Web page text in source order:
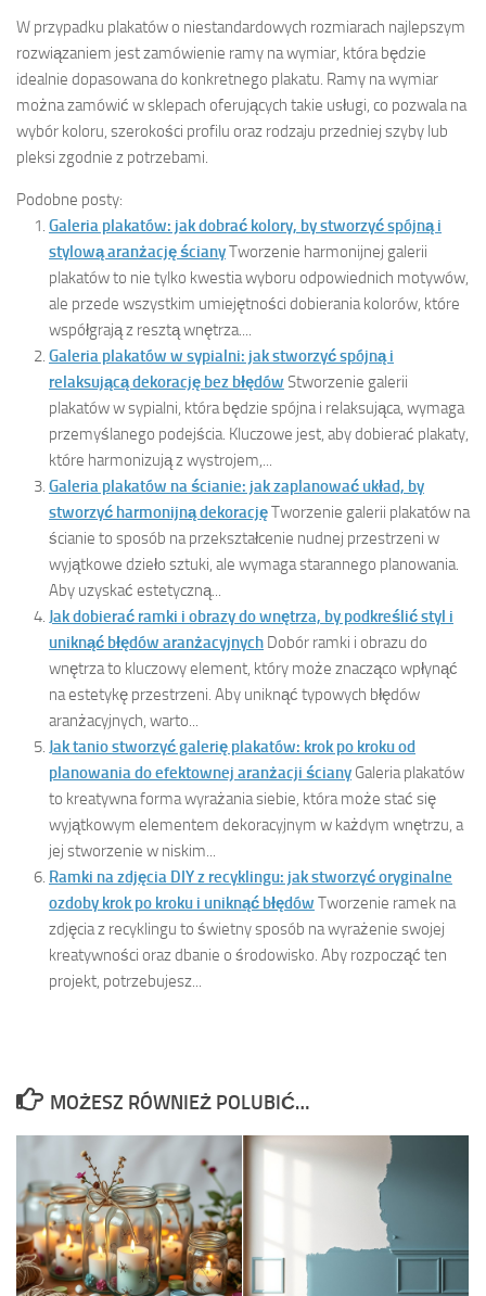
W przypadku plakatów o niestandardowych rozmiarach najlepszym
rozwiązaniem jest zamówienie ramy na wymiar, która będzie
idealnie dopasowana do konkretnego plakatu. Ramy na wymiar
można zamówić w sklepach oferujących takie usługi, co pozwala na
wybór koloru, szerokości profilu oraz rodzaju przedniej szyby lub
pleksi zgodnie z potrzebami.
Podobne posty:
Galeria plakatów: jak dobrać kolory, by stworzyć spójną i
stylową aranżację ścianyTworzenie harmonijnej galerii
plakatów to nie tylko kwestia wyboru odpowiednich motywów,
ale przede wszystkim umiejętności dobierania kolorów, które
współgrają z resztą wnętrza....
Galeria plakatów w sypialni: jak stworzyć spójną i
relaksującą dekorację bez błędów Stworzenie galerii
plakatów w sypialni, która będzie spójna i relaksująca, wymaga
przemyślanego podejścia. Kluczowe jest, aby dobierać plakaty,
które harmonizują z wystrojem,...
Galeria plakatów na ścianie: jak zaplanować układ, by
stworzyć harmonijną dekoracjęTworzenie galerii plakatów na
ścianie to sposób na przekształcenie nudnej przestrzeni w
wyjątkowe dzieło sztuki, ale wymaga starannego planowania.
Aby uzyskać estetyczną...
Jak dobierać ramki i obrazy do wnętrza, by podkreślić styl i
uniknąć błędów aranżacyjnych Dobór ramki i obrazu do
wnętrza to kluczowy element, który może znacząco wpłynąć
na estetykę przestrzeni. Aby uniknąć typowych błędów
aranżacyjnych, warto...
Jak tanio stworzyć galerię plakatów: krok po kroku od
planowania do efektownej aranżacji ściany Galeria plakatów
to kreatywna forma wyrażania siebie, która może stać się
wyjątkowym elementem dekoracyjnym w każdym wnętrzu, a
jej stworzenie w niskim...
Ramki na zdjęcia DIY z recyklingu: jak stworzyć oryginalne
ozdoby krok po kroku i uniknąć błędów Tworzenie ramek na
zdjęcia z recyklingu to świetny sposób na wyrażenie swojej
kreatywności oraz dbanie o środowisko. Aby rozpocząć ten
projekt, potrzebujesz...
MOŻESZ RÓWNIEŻ POLUBIĆ…